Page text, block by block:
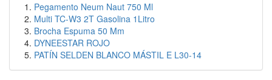
Pegamento Neum Naut 750 Ml
Multi TC-W3 2T Gasolina 1Litro
Brocha Espuma 50 Mm
DYNEESTAR ROJO
PATÍN SELDEN BLANCO MÁSTIL E L30-14